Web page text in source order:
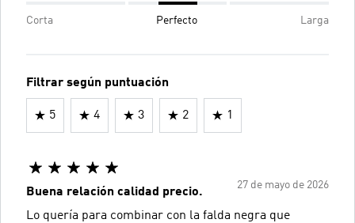
Corta Perfecto Larga
Filtrar según puntuación
5 4 3 2 1
27 de mayo de 2026
Buena relación calidad precio.
Lo quería para combinar con la falda negra que